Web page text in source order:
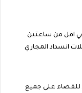
اقل من ساعتين
انسداد المجاري
للقضاء على جميع